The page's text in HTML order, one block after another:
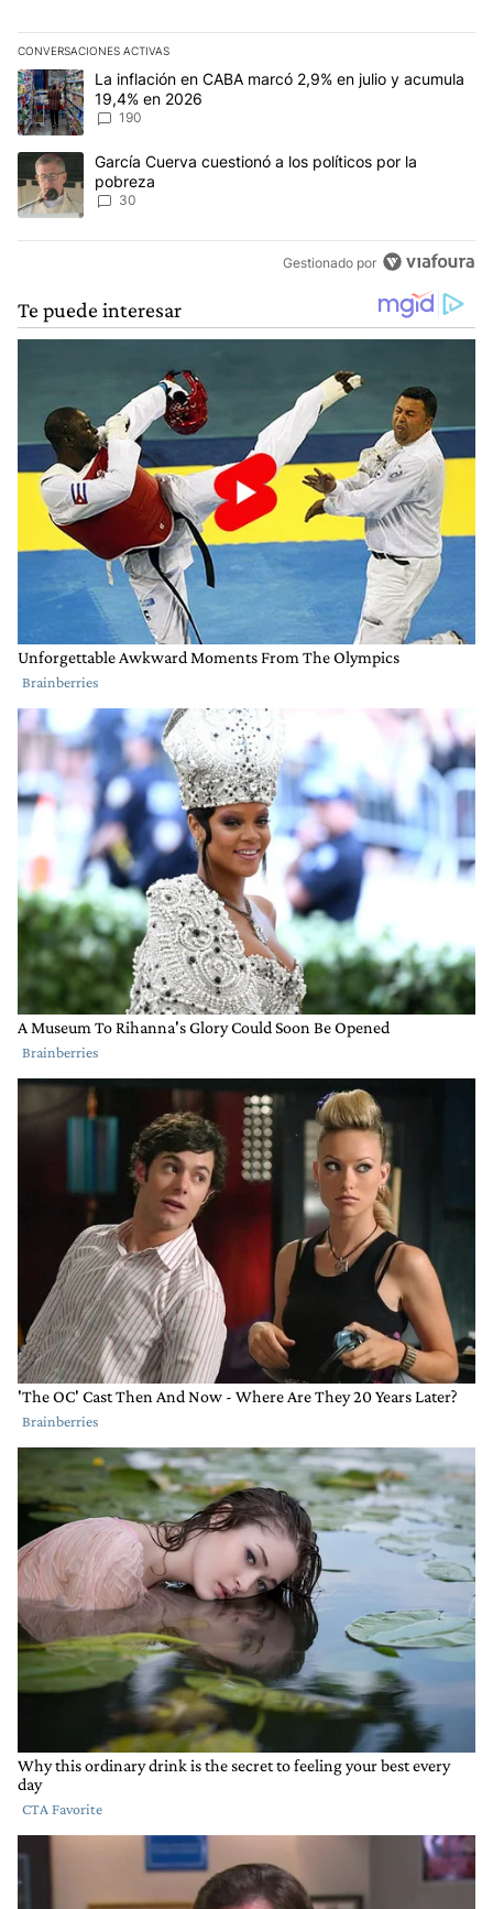
CONVERSACIONES ACTIVAS
Este listado muestra los artículos con más comentarios en los
Un artículo de tendencia con el título "La inflación en CABA
La inflación en CABA marcó 2,9% en julio y acumula
19,4% en 2026
190
Un artículo de tendencia con el título "García Cuerva cuestionó
García Cuerva cuestionó a los políticos por la
pobreza
30
Gestionado por